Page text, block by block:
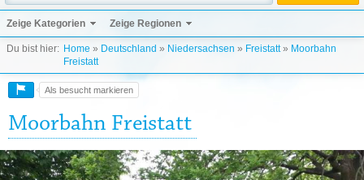
Zeige Kategorien Zeige Regionen
Du bist hier: Home » Deutschland » Niedersachsen » Freistatt» Moorbahn
Freistatt
Als besucht markieren
Moorbahn Freistatt